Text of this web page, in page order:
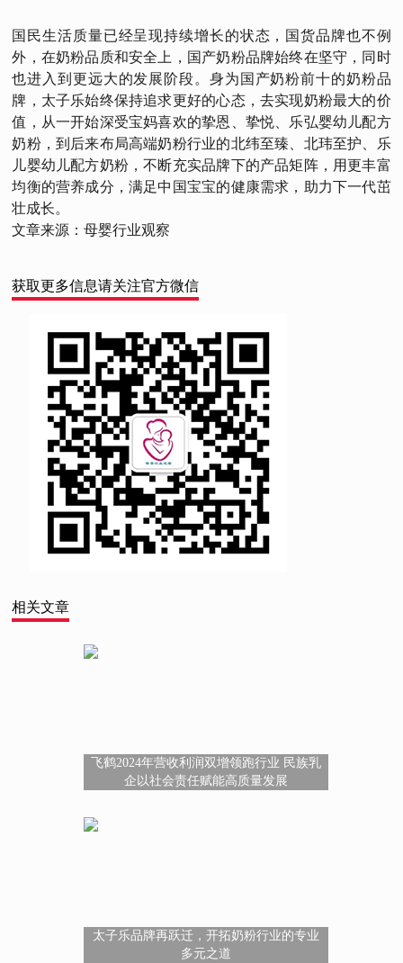
国民生活质量已经呈现持续增长的状态，国货品牌也不例
外，在奶粉品质和安全上，国产奶粉品牌始终在坚守，同时
也进入到更远大的发展阶段。身为国产奶粉前十的奶粉品
牌，太子乐始终保持追求更好的心态，去实现奶粉最大的价
值，从一开始深受宝妈喜欢的挚恩、挚悦、乐弘婴幼儿配方
奶粉，到后来布局高端奶粉行业的北纬至臻、北玮至护、乐
儿婴幼儿配方奶粉，不断充实品牌下的产品矩阵，用更丰富
均衡的营养成分，满足中国宝宝的健康需求，助力下一代茁
壮成长。
文章来源：母婴行业观察
获取更多信息请关注官方微信
相关文章
飞鹤2024年营收利润双增领跑行业 民族乳
企以社会责任赋能高质量发展
太子乐品牌再跃迁，开拓奶粉行业的专业
多元之道